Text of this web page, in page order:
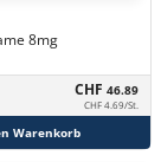
8mg
CHF 46.89
CHF 4.69/St.
Warenkorb